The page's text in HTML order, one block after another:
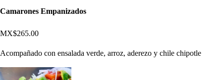
Camarones Empanizados
MX$265.00
Acompañado con ensalada verde, arroz, aderezo y chile chipotle